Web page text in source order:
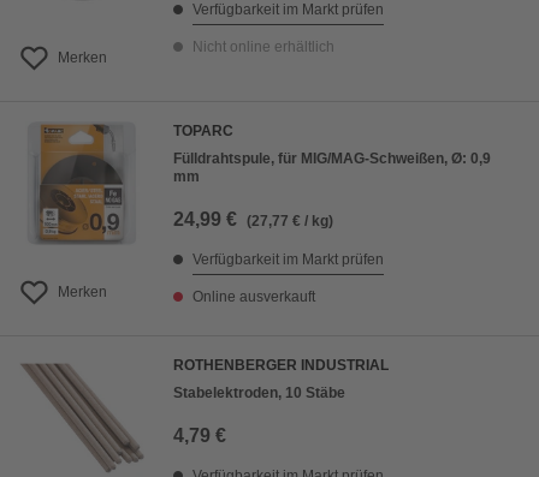
Merken
Verfügbarkeit im Markt prüfen
Nicht online erhältlich
Merken
TOPARC
Fülldrahtspule, für MIG/MAG-Schweißen, Ø: 0,9
mm
24,99 € (27,77 € / kg)
Verfügbarkeit im Markt prüfen
Online ausverkauft
ROTHENBERGER INDUSTRIAL
Stabelektroden, 10 Stäbe
4,79 €